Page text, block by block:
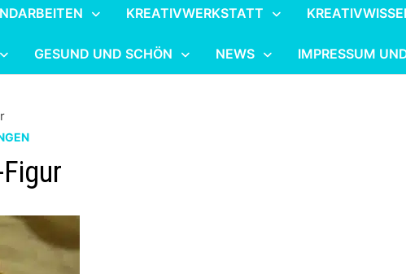
KREATIVWERKSTATT
GESUND UND SCHÖN NEWS IMPRESSUM